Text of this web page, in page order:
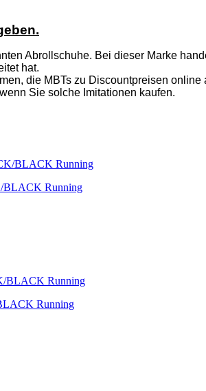
Abrollschuhe. Bei dieser Marke
hat.
die MBTs zu Discountpreisen
Sie solche Imitationen kaufen.
BLACK Running
Running